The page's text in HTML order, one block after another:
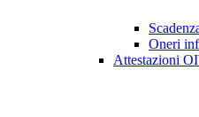
Oneri
Attestazioni